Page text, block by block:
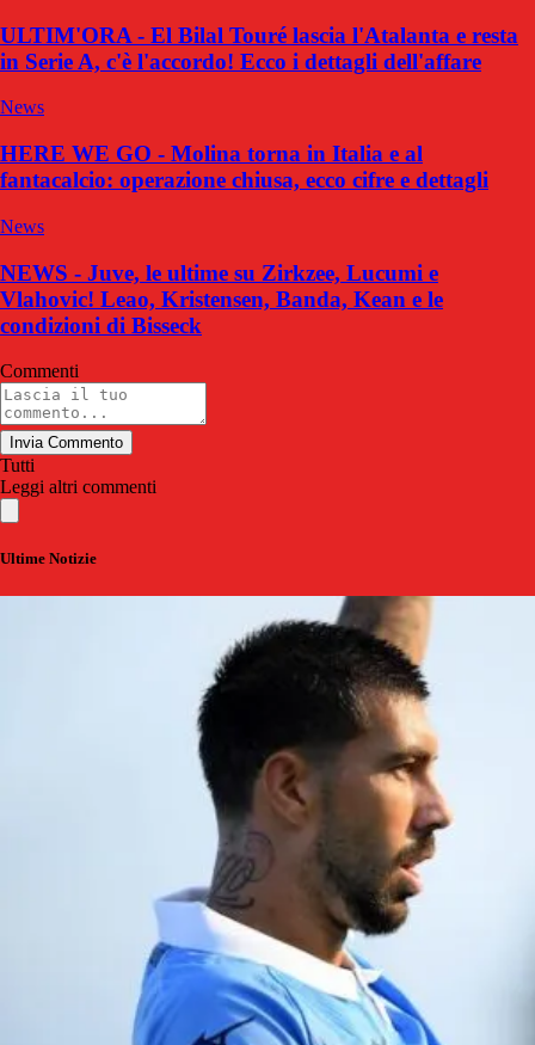
ULTIM'ORA - El Bilal Touré lascia l'Atalanta e resta
in Serie A, c'è l'accordo! Ecco i dettagli dell'affare
News
HERE WE GO - Molina torna in Italia e al
fantacalcio: operazione chiusa, ecco cifre e dettagli
News
NEWS - Juve, le ultime su Zirkzee, Lucumi e
Vlahovic! Leao, Kristensen, Banda, Kean e le
condizioni di Bisseck
Commenti
Invia Commento
Tutti
Leggi altri commenti
Ultime Notizie